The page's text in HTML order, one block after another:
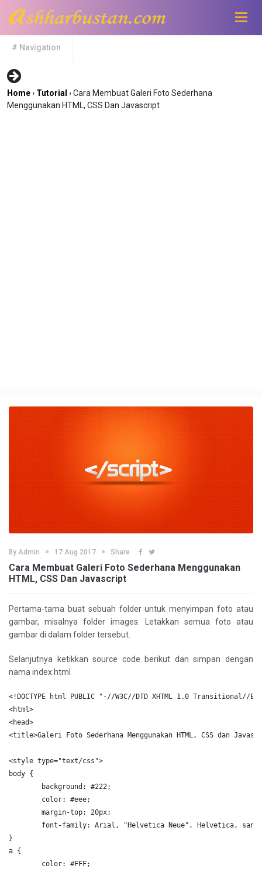
# Navigation
Home› Tutorial › Cara Membuat Galeri Foto Sederhana
Menggunakan HTML, CSS Dan Javascript
By Admin 17 Aug 2017 Share
Cara Membuat Galeri Foto Sederhana Menggunakan
HTML, CSS Dan Javascript
Pertama-tama buat sebuah folder untuk menyimpan foto atau
gambar, misalnya folder images. Letakkan semua foto atau
gambar di dalam folder tersebut.
Selanjutnya ketikkan source code berikut dan simpan dengan
nama index.html
<!DOCTYPE html PUBLIC "-//W3C//DTD XHTML 1.0
<html>
<head>
<title>Galeri Foto Sederhana Menggunakan HTML, CSS dan
<style type="text/css ">
body {
background : #222;
color: #eee;
margin-top: 20px;
font-family: Arial, "Helvetica Neue" , Helvetica,
}
a {
color: #FFF;